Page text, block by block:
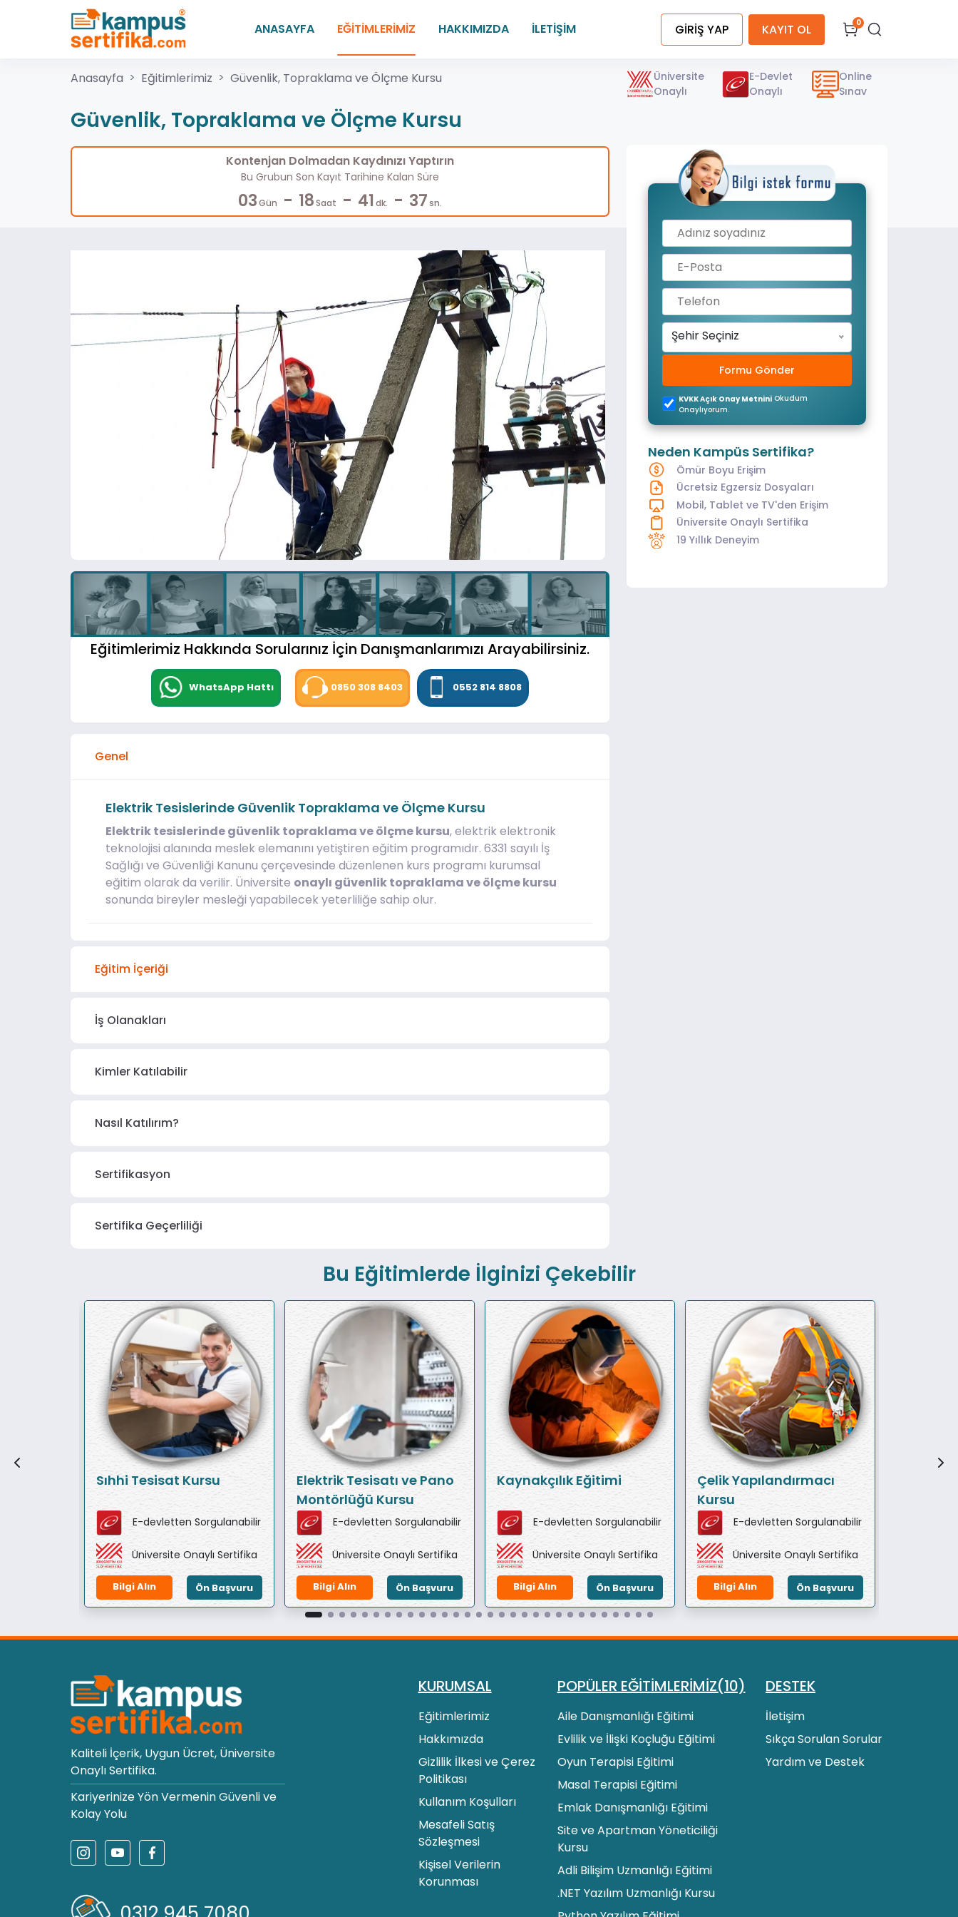
ANASAYFA EĞİTİMLERİMİZ HAKKIMIZDA İLETİŞİM GİRİŞ YAP KAYIT OL 0
Anasayfa Eğitimlerimiz Güvenlik, Topraklama ve Ölçme Kursu
Üniversite
Onaylı
E-Devlet
Onaylı
Online
Sınav
Güvenlik, Topraklama ve Ölçme Kursu
Kontenjan Dolmadan Kaydınızı Yaptırın
Bu Grubun Son Kayıt Tarihine Kalan Süre
03Gün - 18Saat - 41 dk. - 37sn.
Eğitimlerimiz Hakkında Sorularınız İçin Danışmanlarımızı Arayabilirsiniz.
WhatsApp Hattı 0850 308 8403 0552 814 8808
Genel
Elektrik Tesislerinde Güvenlik Topraklama ve Ölçme Kursu
Elektrik tesislerinde güvenlik topraklama ve ölçme kursu, elektrik elektronik
teknolojisi alanında meslek elemanını yetiştiren eğitim programıdır. 6331 sayılı İş
Sağlığı ve Güvenliği Kanunu çerçevesinde düzenlenen kurs programı kurumsal
eğitim olarak da verilir. Üniversite onaylı güvenlik topraklama ve ölçme kursu
sonunda bireyler mesleği yapabilecek yeterliliğe sahip olur.
Eğitim İçeriği
İş Olanakları
Kimler Katılabilir
Nasıl Katılırım?
Sertifikasyon
Sertifika Geçerliliği
Şehir Seçiniz
Formu Gönder
KVKK Açık Onay Metnini Okudum
Onaylıyorum.
Neden Kampüs Sertifika?
Ömür Boyu Erişim
Ücretsiz Egzersiz Dosyaları
Mobil, Tablet ve TV'den Erişim
Üniversite Onaylı Sertifika
19 Yıllık Deneyim
Bu Eğitimlerde İlginizi Çekebilir
Sıhhi Tesisat Kursu
E-devletten Sorgulanabilir
Üniversite Onaylı Sertifika
Bilgi Alın Ön Başvuru
Elektrik Tesisatı ve Pano
Montörlüğü Kursu
E-devletten Sorgulanabilir
Üniversite Onaylı Sertifika
Bilgi Alın Ön Başvuru
Kaynakçılık Eğitimi
E-devletten Sorgulanabilir
Üniversite Onaylı Sertifika
Bilgi Alın Ön Başvuru
Çelik Yapılandırmacı
Kursu
E-devletten Sorgulanabilir
Üniversite Onaylı Sertifika
Bilgi Alın Ön Başvuru
Kaliteli İçerik, Uygun Ücret, Üniversite
Onaylı Sertifika.
Kariyerinize Yön Vermenin Güvenli ve
Kolay Yolu
KURUMSAL
Eğitimlerimiz
Hakkımızda
Gizlilik İlkesi ve Çerez
Politikası
Kullanım Koşulları
Mesafeli Satış
Sözleşmesi
Kişisel Verilerin
Korunması
POPÜLER EĞİTİMLERİMİZ(10)
Aile Danışmanlığı Eğitimi
Evlilik ve İlişki Koçluğu Eğitimi
Oyun Terapisi Eğitimi
Masal Terapisi Eğitimi
Emlak Danışmanlığı Eğitimi
Site ve Apartman Yöneticiliği
Kursu
Adli Bilişim Uzmanlığı Eğitimi
.NET Yazılım Uzmanlığı Kursu
DESTEK
İletişim
Sıkça Sorulan Sorular
Yardım ve Destek